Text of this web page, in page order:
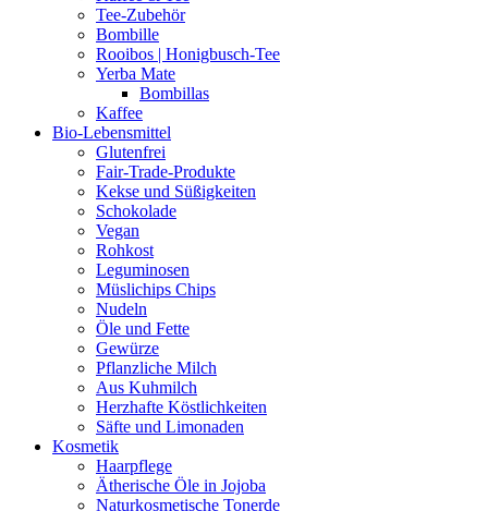
Tee-Zubehör
Bombille
Rooibos | Honigbusch-Tee
Yerba Mate
Bombillas
Kaffee
Bio-Lebensmittel
Glutenfrei
Fair-Trade-Produkte
Kekse und Süßigkeiten
Schokolade
Vegan
Rohkost
Leguminosen
Müslichips Chips
Nudeln
Öle und Fette
Gewürze
Pflanzliche Milch
Aus Kuhmilch
Herzhafte Köstlichkeiten
Säfte und Limonaden
Kosmetik
Haarpflege
Ätherische Öle in Jojoba
Naturkosmetische Tonerde